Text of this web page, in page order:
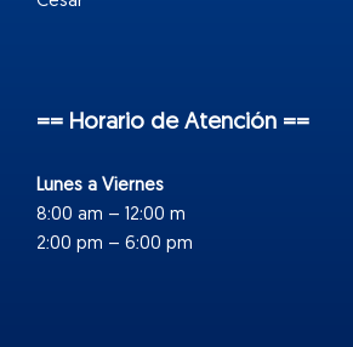
== Horario de Atención ==
Lunes a Viernes
8:00 am – 12:00 m
2:00 pm – 6:00 pm